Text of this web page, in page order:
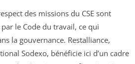
des missions du CSE sont
le Code du travail, ce qui
la gouvernance. Restalliance,
Sodexo, bénéficie ici d’un cadre